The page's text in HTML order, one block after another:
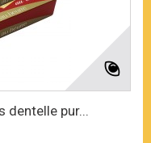
dentelle pur...